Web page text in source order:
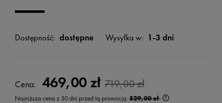
Dostępność: dostępne Wysyłka w: 1-3 dni
Cena: 469,00 zł 719,00 zł
Najniższa cena z 30 dni przed tą promocją: 529,00 zł